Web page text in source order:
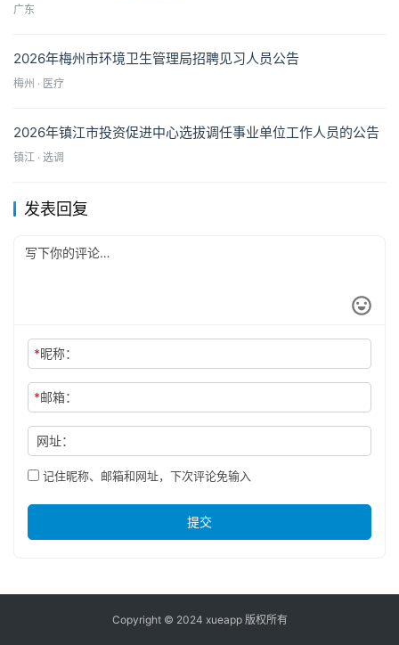
广东
2026年梅州市环境卫生管理局招聘见习人员公告
梅州 · 医疗
2026年镇江市投资促进中心选拔调任事业单位工作人员的公告
镇江 · 选调
发表回复
*昵称：
*邮箱：
网址：
记住昵称、邮箱和网址，下次评论免输入
提交
Copyright © 2024 xueapp 版权所有